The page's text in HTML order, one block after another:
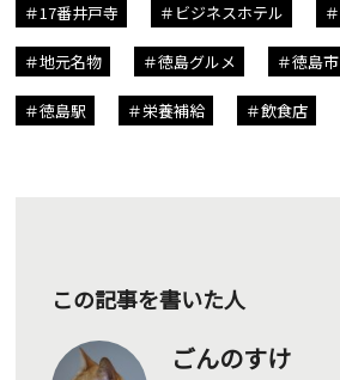
17番井戸寺 ビジネスホテル
地元名物 徳島グルメ 徳島市
徳島駅 栄養補給 飲食店
この記事を書いた人
ごんのすけ